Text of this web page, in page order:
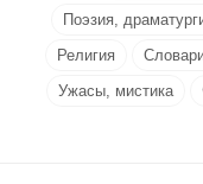
Поэзия,
Религия
Ужасы, мистика